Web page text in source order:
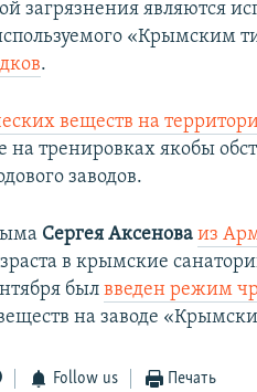
загрязнения являются
«Крымским
.
веществ на
тренировках якобы
заводов.
Сергея Аксенова из
в крымские
былвведен режим
на заводе
Follow us Печать